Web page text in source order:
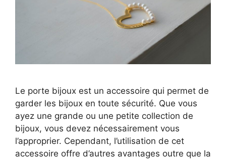
Le porte bijoux est un accessoire qui permet de
garder les bijoux en toute sécurité. Que vous
ayez une grande ou une petite collection de
bijoux, vous devez nécessairement vous
l’approprier. Cependant, l’utilisation de cet
accessoire offre d’autres avantages outre que la